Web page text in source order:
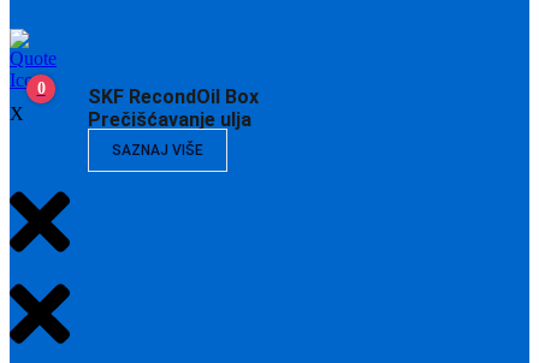
SKF RecondOil Box
Prečišćavanje ulja
SAZNAJ VIŠE
0
X